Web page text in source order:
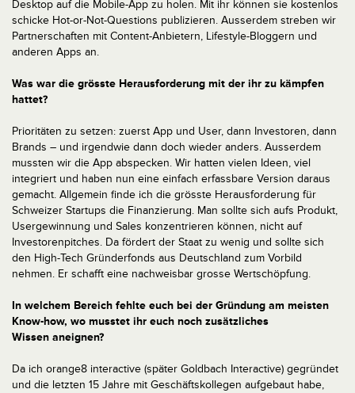
Desktop auf die Mobile-App zu holen. Mit ihr können sie kostenlos
schicke Hot-or-Not-Questions publizieren. Ausserdem streben wir
Partnerschaften mit Content-Anbietern, Lifestyle-Bloggern und
anderen Apps an.
Was war die grösste Herausforderung mit der ihr zu kämpfen
hattet?
Prioritäten zu setzen: zuerst App und User, dann Investoren, dann
Brands – und irgendwie dann doch wieder anders. Ausserdem
mussten wir die App abspecken. Wir hatten vielen Ideen, viel
integriert und haben nun eine einfach erfassbare Version daraus
gemacht. Allgemein finde ich die grösste Herausforderung für
Schweizer Startups die Finanzierung. Man sollte sich aufs Produkt,
Usergewinnung und Sales konzentrieren können, nicht auf
Investorenpitches. Da fördert der Staat zu wenig und sollte sich
den High-Tech Gründerfonds aus Deutschland zum Vorbild
nehmen. Er schafft eine nachweisbar grosse Wertschöpfung.
In welchem Bereich fehlte euch bei der Gründung am meisten
Know-how, wo musstet ihr euch noch zusätzliches
Wissen aneignen?
Da ich orange8 interactive (später Goldbach Interactive) gegründet
und die letzten 15 Jahre mit Geschäftskollegen aufgebaut habe,